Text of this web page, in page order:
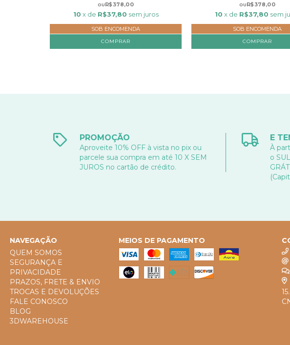
R$378,00
10 x de R$37,80 sem juros
SOB ENCOMENDA
COMPRAR
R$378,00
10 x de R$37,80 sem
SOB ENCOMENDA
COMPRAR
PROMOÇÃO
Aproveite 10% OFF à vista no pix ou
parcele sua compra em até 10 X SEM
JUROS no cartão de crédito.
E
À
o
NAVEGAÇÃO
QUEM SOMOS
SEGURANÇA E
PRIVACIDADE
PRAZOS, FRETE & ENVIO
TROCAS E DEVOLUÇÕES
FALE CONOSCO
BLOG
3DWAREHOUSE
MEIOS DE PAGAMENTO